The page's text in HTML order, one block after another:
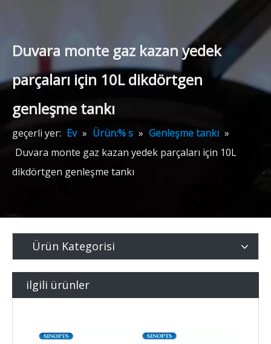
Duvara monte gaz kazan yedek
parçaları için 10L dikdörtgen
genleşme tankı
geçerli yer: Ev » Ürün:% s » Genleşme tankı »
Duvara monte gaz kazan yedek parçaları için 10L
dikdörtgen genleşme tankı
Ürün Kategorisi
ilgili ürünler